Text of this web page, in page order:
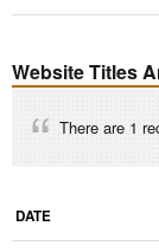
Website Titles
There are 1
DATE